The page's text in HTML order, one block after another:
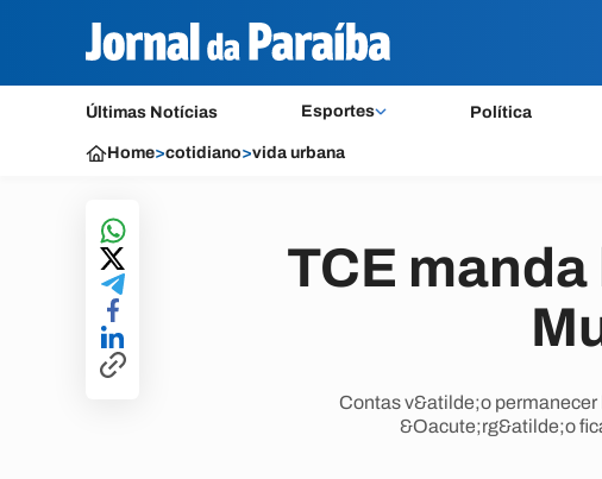
Últimas Notícias Esportes Política
Home>cotidiano>vida urbana
TCE
Contas v&atilde;o
&Oacute;rg&atilde;o